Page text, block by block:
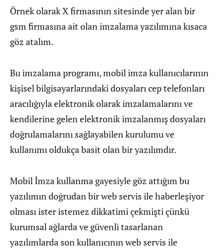
Örnek olarak X firmasının sitesinde yer alan bir
gsm firmasına ait olan imzalama yazılımına kısaca
göz atalım.
Bu imzalama programı, mobil imza kullanıcılarının
kişisel bilgisayarlarındaki dosyaları cep telefonları
aracılığıyla elektronik olarak imzalamalarını ve
kendilerine gelen elektronik imzalanmış dosyaları
doğrulamalarını sağlayabilen kurulumu ve
kullanımı oldukça basit olan bir yazılımdır.
Mobil İmza kullanma gayesiyle göz attığım bu
yazılımın doğrudan bir web servis ile haberleşiyor
olması ister istemez dikkatimi çekmişti çünkü
kurumsal ağlarda ve güvenli tasarlanan
yazılımlarda son kullanıcının web servis ile